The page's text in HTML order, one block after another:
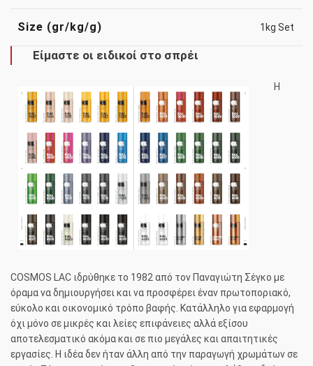
Size (gr/kg/g) 1kg Set
Είμαστε οι ειδικοί στο σπρέι
H
COSMOS LAC ιδρύθηκε το 1982 από τον Παναγιώτη Σέγκο με
όραμα να δημιουργήσει και να προσφέρει έναν πρωτοποριακό,
εύκολο και οικονομικό τρόπο βαφής. Κατάλληλο για εφαρμογή
όχι μόνο σε μικρές και λείες επιφάνειες αλλά εξίσου
αποτελεσματικό ακόμα και σε πιο μεγάλες και απαιτητικές
εργασίες. Η ιδέα δεν ήταν άλλη από την παραγωγή χρωμάτων σε